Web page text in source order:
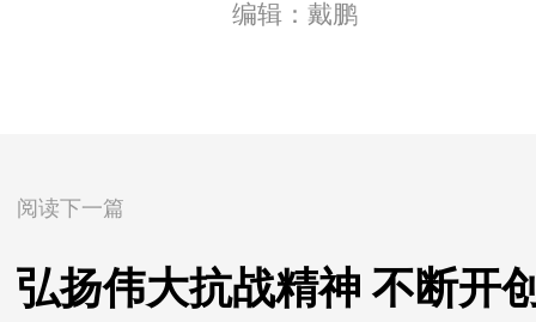
编辑：戴鹏
阅读下一篇
弘扬伟大抗战精神 不断开